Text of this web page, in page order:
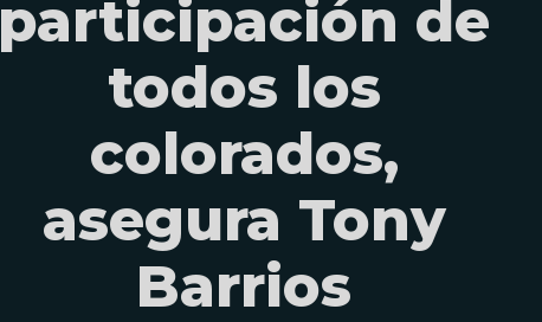
participación de
todos los
colorados,
asegura Tony
Barrios